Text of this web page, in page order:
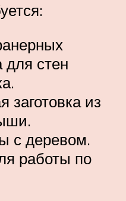
для стен
заготовка из
с деревом.
работы по